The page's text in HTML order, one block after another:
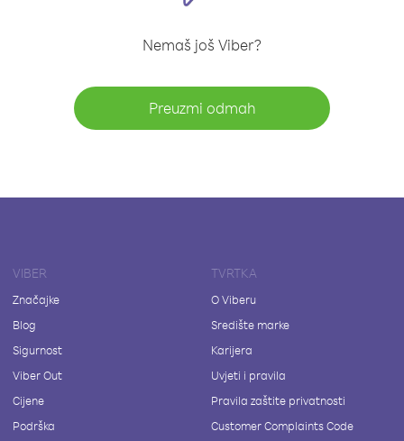
Nemaš još Viber?
Preuzmi odmah
VIBER
Značajke
Blog
Sigurnost
Viber Out
Cijene
Podrška
TVRTKA
O Viberu
Središte marke
Karijera
Uvjeti i pravila
Pravila zaštite privatnosti
Customer Complaints Code